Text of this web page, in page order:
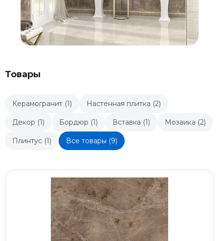
Товары
Керамогранит (1) Настенная плитка (2)
Декор (1) Бордюр (1) Вставка (1) Мозаика (2)
Плинтус (1) Все товары (9)